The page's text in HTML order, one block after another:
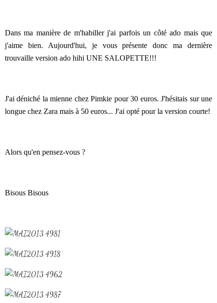
Dans ma manière de m'habiller j'ai parfois un côté ado mais que
j'aime bien. Aujourd'hui, je vous présente donc ma dernière
trouvaille version ado hihi UNE SALOPETTE!!!
J'ai déniché la mienne chez Pimkie pour 30 euros. J'hésitais sur une
longue chez Zara mais à 50 euros... J'ai opté pour la version courte!
Alors qu'en pensez-vous ?
Bisous Bisous